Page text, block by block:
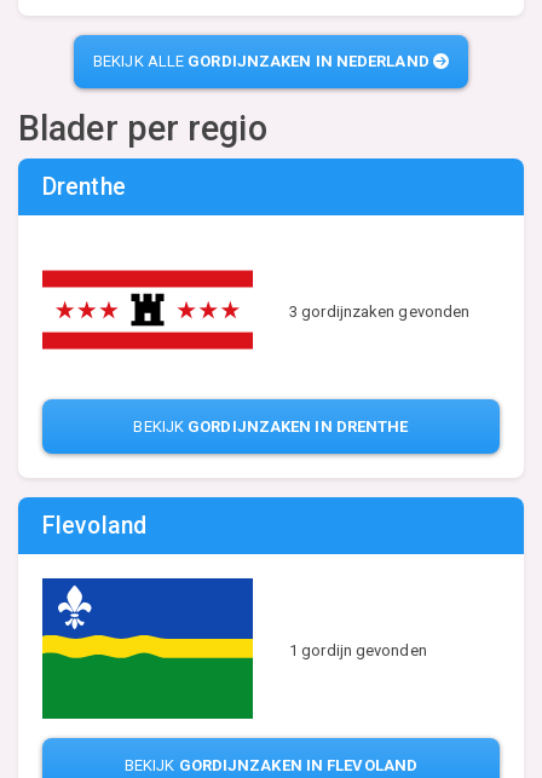
BEKIJK ALLE GORDIJNZAKEN IN NEDERLAND
Blader per regio
Drenthe
3 gordijnzaken gevonden
BEKIJK GORDIJNZAKEN IN DRENTHE
Flevoland
1 gordijn gevonden
BEKIJK GORDIJNZAKEN IN FLEVOLAND